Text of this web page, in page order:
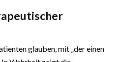
glauben, mit „der einen